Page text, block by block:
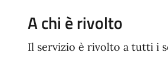
A chi è rivolto
Il servizio è rivolto a tutti i